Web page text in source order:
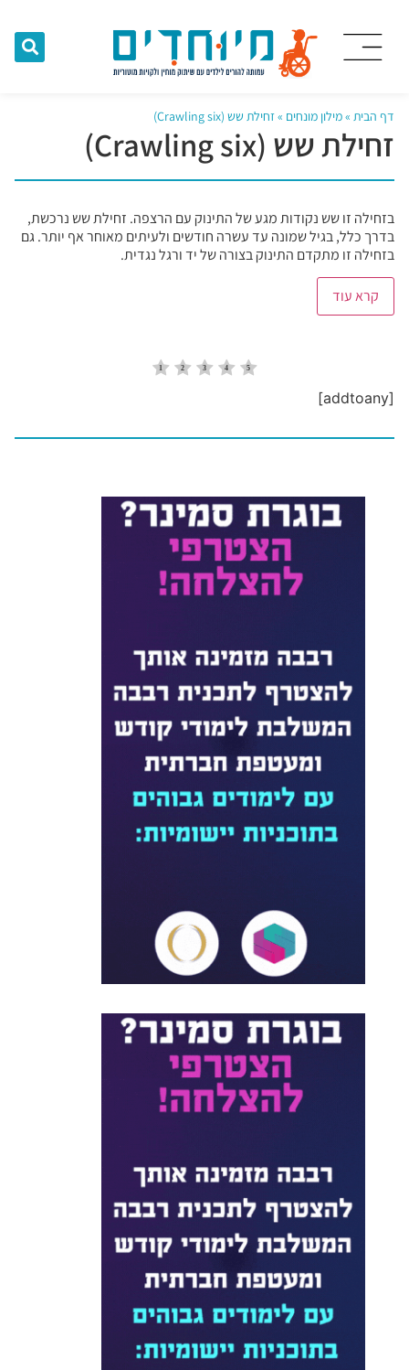
דף הבית »מילון מונחים »זחילת שש (Crawling six)
זחילת שש (Crawling six)
בזחילה זו שש נקודות מגע של התינוק עם הרצפה. זחילת שש נרכשת,
בדרך כלל, בגיל שמונה עד עשרה חודשים ולעיתים מאוחר אף יותר. גם
בזחילה זו מתקדם התינוק בצורה של יד ורגל נגדית.
קרא עוד
[addtoany]